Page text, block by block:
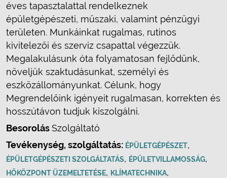
éves tapasztalattal rendelkeznek
épületgépészeti, műszaki, valamint pénzügyi
területen. Munkáinkat rugalmas, rutinos
kivitelezői és szerviz csapattal végezzük.
Megalakulásunk óta folyamatosan fejlődünk,
növeljük szaktudásunkat, személyi és
eszközállományunkat. Célunk, hogy
Megrendelőink igényeit rugalmasan, korrekten és
hosszútávon tudjuk kiszolgálni.
BesorolásSzolgáltató
Tevékenység, szolgáltatás: ÉPÜLETGÉPÉSZET,
ÉPÜLETGÉPÉSZETI SZOLGÁLTATÁS, ÉPÜLETVILLAMOSSÁG,
HŐKÖZPONT ÜZEMELTETÉSE, KLÍMATECHNIKA,